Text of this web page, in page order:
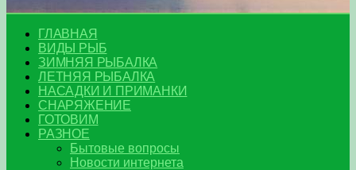
ГЛАВНАЯ
ВИДЫ РЫБ
ЗИМНЯЯ РЫБАЛКА
ЛЕТНЯЯ РЫБАЛКА
НАСАДКИ И ПРИМАНКИ
СНАРЯЖЕНИЕ
ГОТОВИМ
РАЗНОЕ
Бытовые вопросы
Новости интернета